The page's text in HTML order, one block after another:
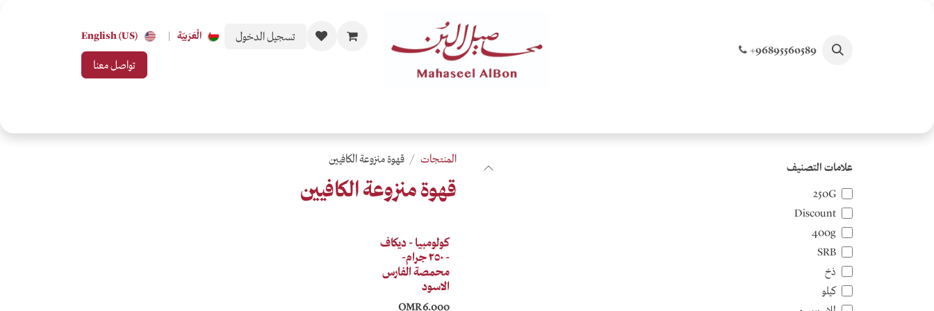
+96895560589
تسجيل الدخول الْعَرَبيّة |
English (US)
تواصل معنا
علامات التصنيف
250G
Discount
400g
SRB
ذخ
كيلو
المنتجات قهوة منزوعة الكافيين
قهوة منزوعة الكافيين
كولومبيا - ديكاف
- ٢٥٠ جرام-
محمصة الفارس
الاسود
6.000
OMR